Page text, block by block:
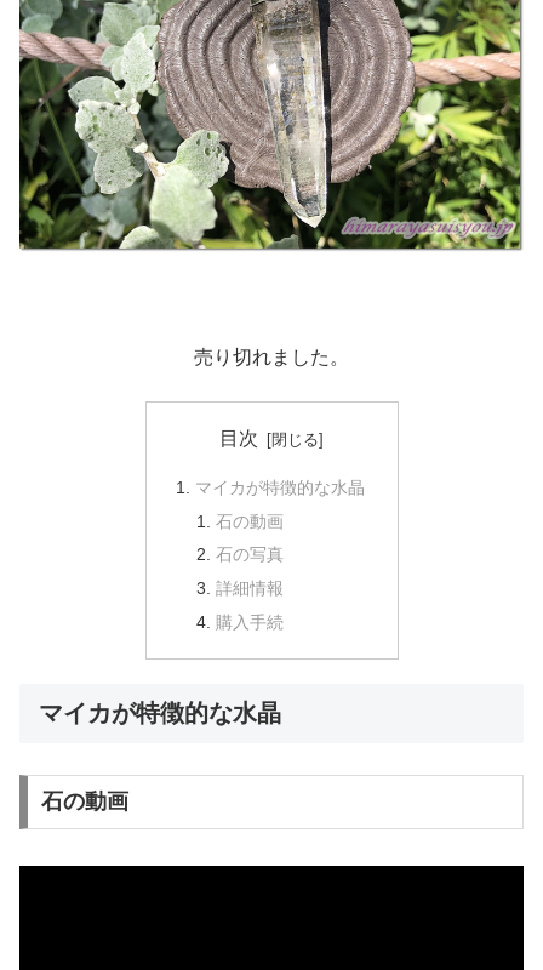
売り切れました。
目次
マイカが特徴的な水晶
石の動画
石の写真
詳細情報
購入手続
マイカが特徴的な水晶
石の動画